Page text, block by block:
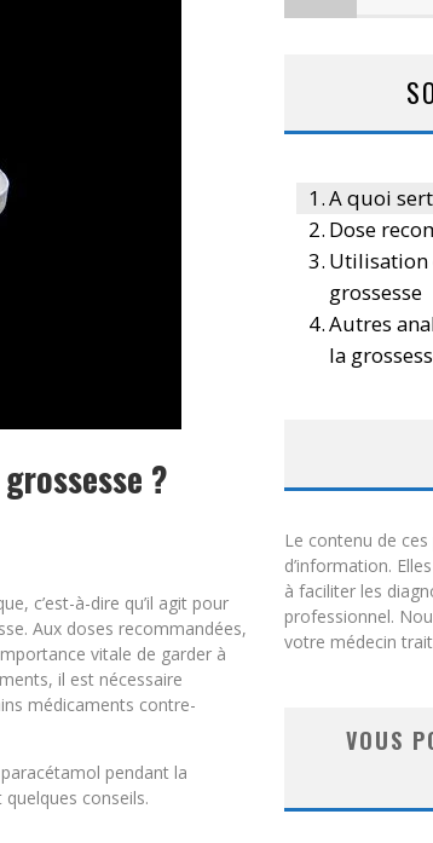
?
c’est-à-dire qu’il agit pour
Aux doses recommandées,
vitale de garder à
il est nécessaire
médicaments contre-
pendant la
conseils.
A quoi
Dose
Utilisation
grossesse
Autres
la
Le contenu de ces
d’information.
à faciliter les
professionnel.
votre médecin
VOUS